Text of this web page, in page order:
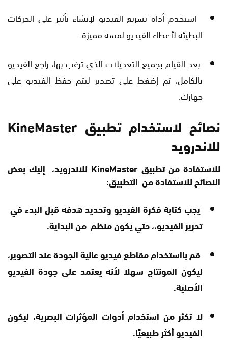
استخدم أداة تسريع الفيديو لإنشاء تأثير على الحركات
البطيئة لأعطاء الفيديو لمسة مميزة.
بعد القيام بجميع التعديلات الذي ترغب بها، راجع الفيديو
بالكامل، ثم إضغط على تصدير ليتم حفظ الفيديو على
جهازك.
نصائح لاستخدام تطبيق KineMaster
للاندرويد
للاستفادة من تطبيق KineMaster للاندرويد، إليك بعض
النصائح للاستفادة من التطبيق:
يجب كتابة فكرة الفيديو وتحديد هدفه قبل البدء في
تحرير الفيديو،، حتي يكون منظم من البداية.
قم بااستخدام مقاطع فيديو عالية الجودة عند التصوير،
ليكون المونتاج سهلاً لأنه يعتمد على جودة الفيديو
الأصلية.
لا تكثر من استخدام أدوات المؤثرات البصرية، ليكون
الفيديو أكثر طبيعيًا.